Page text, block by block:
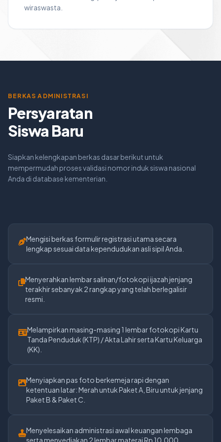
wiraswasta.
BERKAS ADMINISTRASI
Persyaratan
Siswa Baru
Siapkan kelengkapan berkas dasar berikut untuk
mempermudah proses validasi nomor induk siswa nasional
Anda di database kementerian.
Mengisi berkas formulir registrasi utama secara
lengkap sesuai data kependudukan asli sipil Anda.
Menyerahkan lembar salinan/fotokopi ijazah jenjang
terakhir sebanyak 2 rangkap yang telah berlegalisir
resmi.
Melampirkan masing-masing 1 lembar fotokopi Kartu
Tanda Penduduk (KTP) / Akta Lahir serta Kartu Keluarga
(KK).
Menyiapkan pas foto berkemeja rapi dengan
ketentuan latar: Merah untuk Paket A, Biru untuk jenjang
Paket B & Paket C.
Menyelesaikan administrasi awal keuangan lembaga
serta menyediakan 2 lembar materai Rp 10.000.